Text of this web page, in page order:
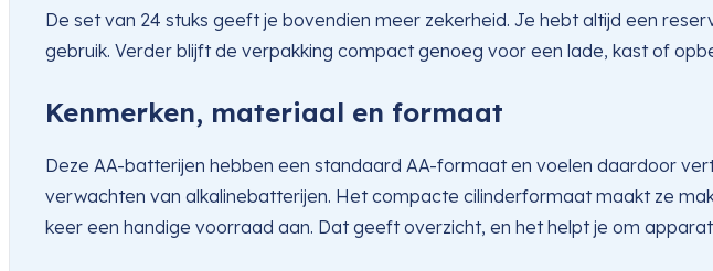
De set van 24 stuks geeft je bovendien meer zekerheid. Je hebt altijd een
gebruik. Verder blijft de verpakking compact genoeg voor een lade, kast of
Kenmerken, materiaal en formaat
Deze AA-batterijen hebben een standaard AA-formaat en voelen daardoor
verwachten van alkalinebatterijen. Het compacte cilinderformaat maakt ze
keer een handige voorraad aan. Dat geeft overzicht, en het helpt je om